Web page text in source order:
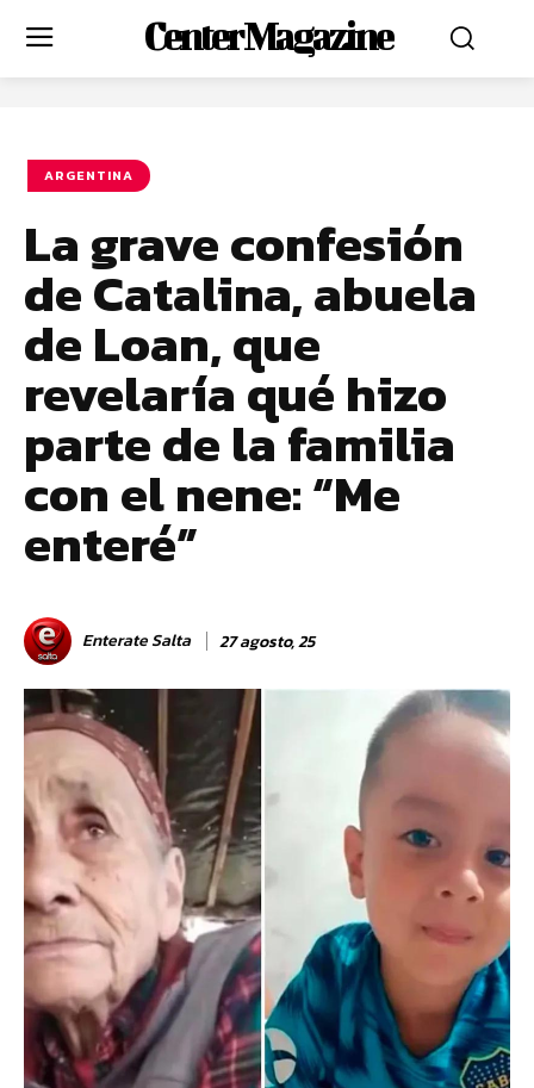
Center Magazine
ARGENTINA
La grave confesión
de Catalina, abuela
de Loan, que
revelaría qué hizo
parte de la familia
con el nene: “Me
enteré”
Enterate Salta 27 agosto, 25